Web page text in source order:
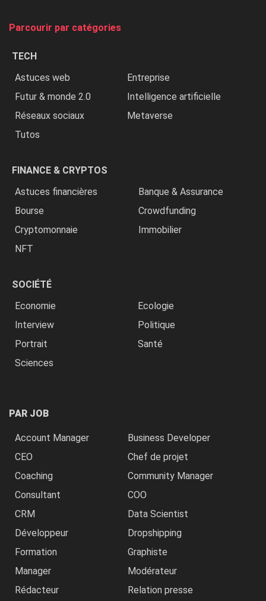
Parcourir par catégories
TECH
Astuces web
Entreprise
Futur & monde 2.0
Intelligence artificielle
Réseaux sociaux
Metaverse
Tutos
FINANCE & CRYPTOS
Astuces financières
Banque & Assurance
Bourse
Crowdfunding
Cryptomonnaie
Immobilier
NFT
SOCIÉTÉ
Economie
Ecologie
Interview
Politique
Portrait
Santé
Sciences
PAR JOB
Account Manager
Business Developer
CEO
Chef de projet
Coaching
Community Manager
Consultant
COO
CRM
Data Scientist
Développeur
Dropshipping
Formation
Graphiste
Manager
Modérateur
Rédacteur
Relation presse